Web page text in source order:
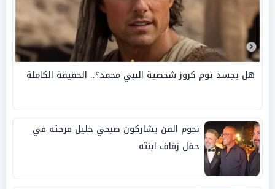
هل يجسد توم كروز شخصية النبي محمد؟.. الحقيقة الكاملة
نجوم الفن يشاركون صبحي خليل فرحته في
حفل زفاف ابنته